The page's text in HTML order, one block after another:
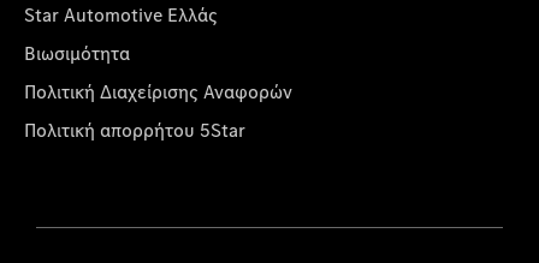
Star Automotive Ελλάς
Βιωσιμότητα
Πολιτική Διαχείρισης Αναφορών
Πολιτική απορρήτου 5Star